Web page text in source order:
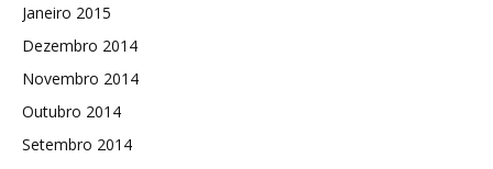
Janeiro 2015
Dezembro 2014
Novembro 2014
Outubro 2014
Setembro 2014